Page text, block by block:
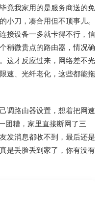
竟我家用的是服务商送的免
小刀，凑合用但不顶事儿。
接设备一多就卡得不行，信
稍微贵点的路由器，情况确
这才反应过来，网络差不光
速、光纤老化，这些都能拖
调路由器设置，想着把网速
团糟，家里直接断网了三
发消息都收不到，最后还是
是丢脸丢到家了，你有没有